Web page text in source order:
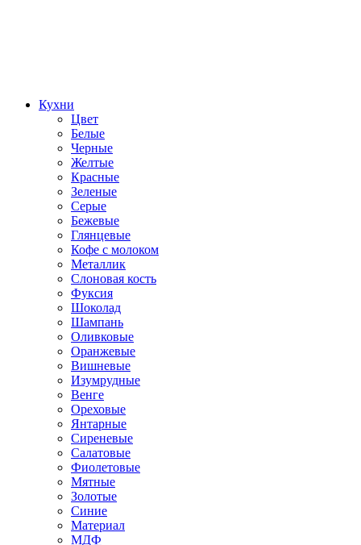
Кухни
Цвет
Белые
Черные
Желтые
Красные
Зеленые
Серые
Бежевые
Глянцевые
Кофе с молоком
Металлик
Слоновая кость
Фуксия
Шоколад
Шампань
Оливковые
Оранжевые
Вишневые
Изумрудные
Венге
Ореховые
Янтарные
Сиреневые
Салатовые
Фиолетовые
Мятные
Золотые
Синие
Материал
МДФ